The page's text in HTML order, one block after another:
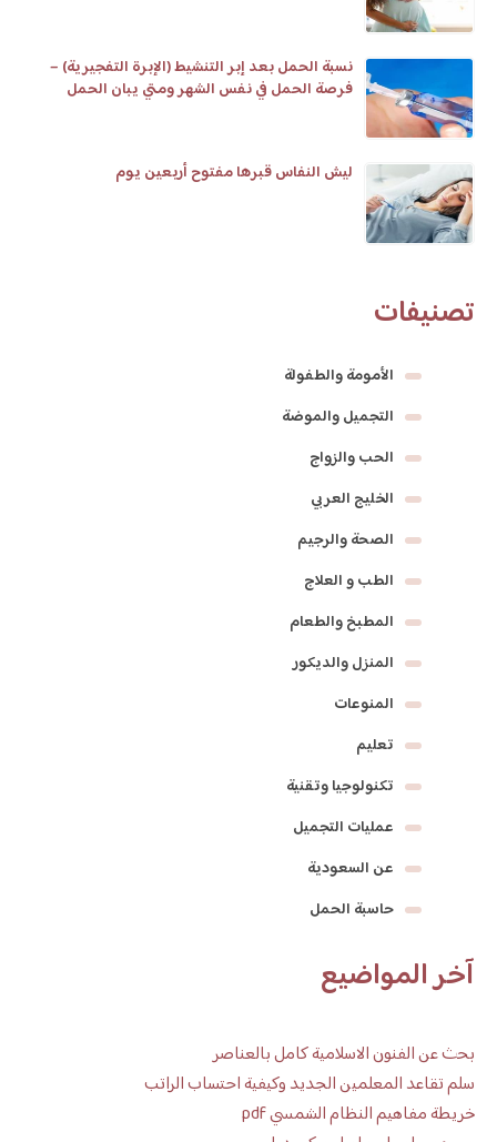
نسبة الحمل بعد إبر التنشيط (الإبرة التفجيرية) –
فرصة الحمل في نفس الشهر ومتي يبان الحمل
ليش النفاس قبرها مفتوح أربعين يوم
تصنيفات
الأمومة والطفولة
التجميل والموضة
الحب والزواج
الخليج العربي
الصحة والرجيم
الطب و العلاج
المطبخ والطعام
المنزل والديكور
المنوعات
تعليم
تكنولوجيا وتقنية
عمليات التجميل
عن السعودية
حاسبة الحمل
آخر المواضيع
بحث عن الفنون الاسلامية كامل بالعناصر
سلم تقاعد المعلمين الجديد وكيفية احتساب الراتب
خريطة مفاهيم النظام الشمسي pdf